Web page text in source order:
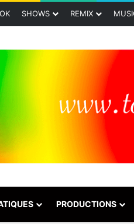
SHOWS REMIX
PRODUCTIONS